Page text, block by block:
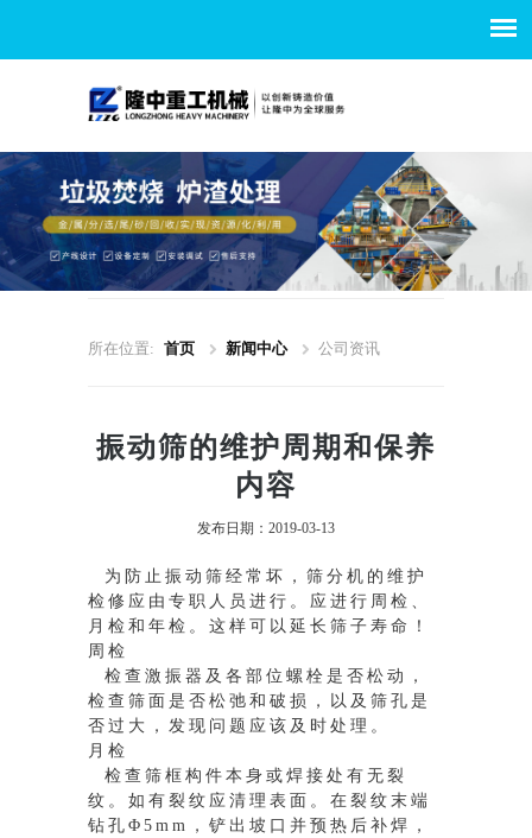
所在位置: 首页 新闻中心 公司资讯
振动筛的维护周期和保养
内容
发布日期：2019-03-13
为防止振动筛经常坏，筛分机的维护
检修应由专职人员进行。应进行周检、
月检和年检。这样可以延长筛子寿命！
周检
检查激振器及各部位螺栓是否松动，
检查筛面是否松弛和破损，以及筛孔是
否过大，发现问题应该及时处理。
月检
检查筛框构件本身或焊接处有无裂
纹。如有裂纹应清理表面。在裂纹末端
钻孔Φ5mm，铲出坡口并预热后补焊，